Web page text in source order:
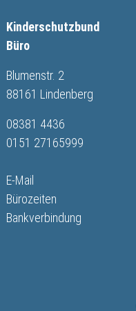
Kinderschutzbund
Büro
Blumenstr. 2
88161 Lindenberg
08381 4436
0151 27165999
E-Mail
Bürozeiten
Bankverbindung